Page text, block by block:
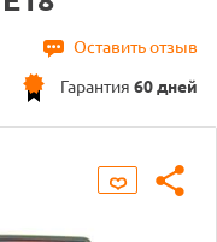
Оставить отзыв
Гарантия 60 дней